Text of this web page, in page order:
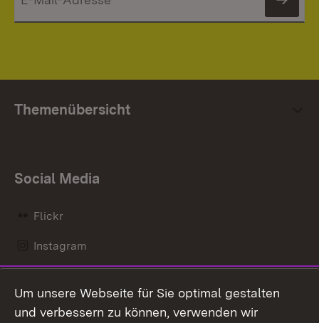
Themenübersicht
Social Media
Flickr
Instagram
Mastodon
Um unsere Webseite für Sie optimal gestalten
und verbessern zu können, verwenden wir